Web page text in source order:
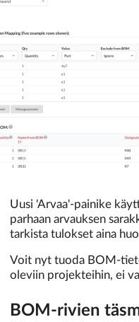
Uusi 'Arvaa'-painike
parhaan arvauksen
tarkista tulokset aina
Voit nyt tuoda BOM-
oleviin projekteihin, ei
BOM-rivien